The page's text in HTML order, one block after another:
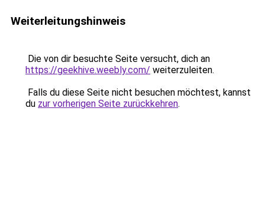
Weiterleitungshinweis
Die von dir besuchte Seite versucht, dich an
https://geekhive.weebly.com/ weiterzuleiten.
Falls du diese Seite nicht besuchen möchtest, kannst
du zur vorherigen Seite zurückkehren.